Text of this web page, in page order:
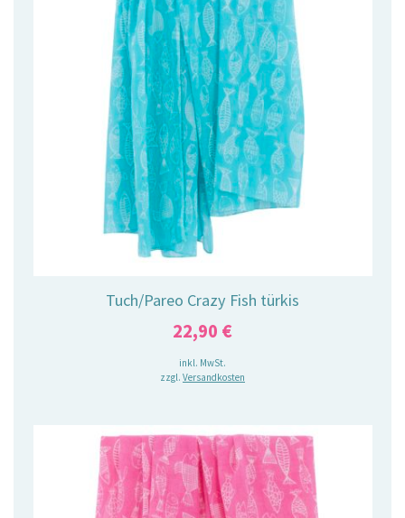
Tuch/Pareo Crazy Fish türkis
22,90 €
inkl. MwSt.
zzgl. Versandkosten